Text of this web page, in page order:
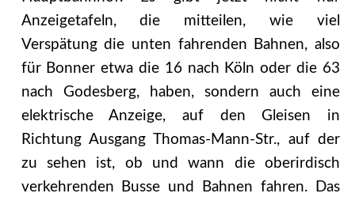
Anzeigetafeln, die mitteilen, wie viel
Verspätung die unten fahrenden Bahnen, also
für Bonner etwa die 16 nach Köln oder die 63
nach Godesberg, haben, sondern auch eine
elektrische Anzeige, auf den Gleisen in
Richtung Ausgang Thomas-Mann-Str., auf der
zu sehen ist, ob und wann die oberirdisch
verkehrenden Busse und Bahnen fahren. Das